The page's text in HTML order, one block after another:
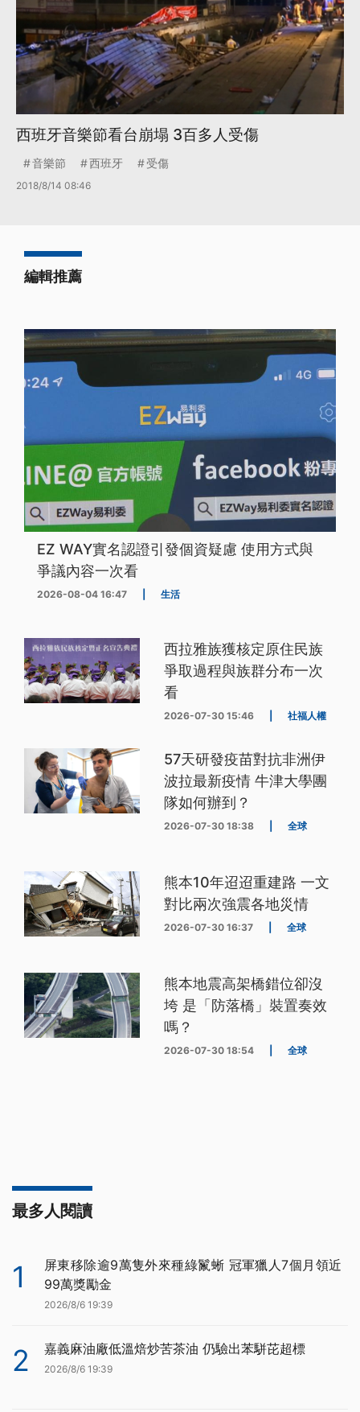
西班牙音樂節看台崩塌 3百多人受傷
音樂節 西班牙 受傷
2018/8/14 08:46
編輯推薦
EZ WAY實名認證引發個資疑慮 使用方式與
爭議內容一次看
2026-08-04 16:47 生活
西拉雅族獲核定原住民族
爭取過程與族群分布一次
看
2026-07-30 15:46 社福人權
57天研發疫苗對抗非洲伊
波拉最新疫情 牛津大學團
隊如何辦到？
2026-07-30 18:38 全球
熊本10年迢迢重建路 一文
對比兩次強震各地災情
2026-07-30 16:37 全球
熊本地震高架橋錯位卻沒
垮 是「防落橋」裝置奏效
嗎？
2026-07-30 18:54 全球
最多人閱讀
1
屏東移除逾9萬隻外來種綠鬣蜥 冠軍獵人7個月領近
99萬獎勵金
2026/8/6 19:39
2 嘉義麻油廠低溫焙炒苦茶油 仍驗出苯駢芘超標
2026/8/6 19:39